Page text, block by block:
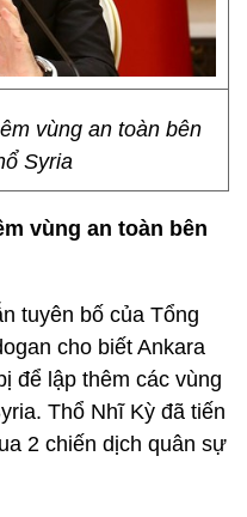
vùng an toàn bên
Syria
vùng an toàn bên
tuyên bố của Tổng
cho biết Ankara
để lập thêm các vùng
Thổ Nhĩ Kỳ đã tiến
2 chiến dịch quân sự